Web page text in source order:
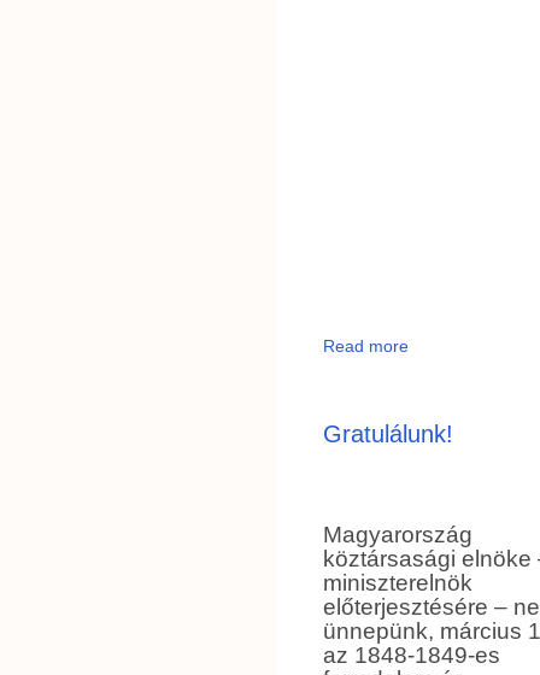
Read more
Gratulálunk!
Magyarország
köztársasági elnöke
miniszterelnök
előterjesztésére –
ünnepünk, március
az 1848-1849-es